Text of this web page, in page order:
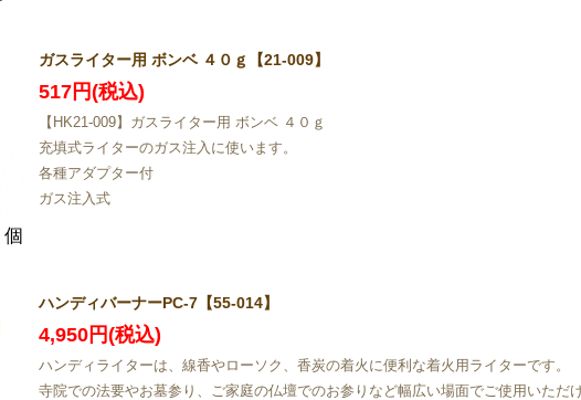
個
ガスライター用 ボンベ ４０ｇ【21-009】
517円(税込)
【HK21-009】ガスライター用 ボンベ ４０ｇ
充填式ライターのガス注入に使います。
各種アダプター付
ガス注入式
ハンディバーナーPC-7【55-014】
4,950円(税込)
ハンディライターは、線香やローソク、香炭の着火に便利な着火用ライターです。
寺院での法要やお墓参り、ご家庭の仏壇でのお参りなど幅広い場面でご使用いただけ